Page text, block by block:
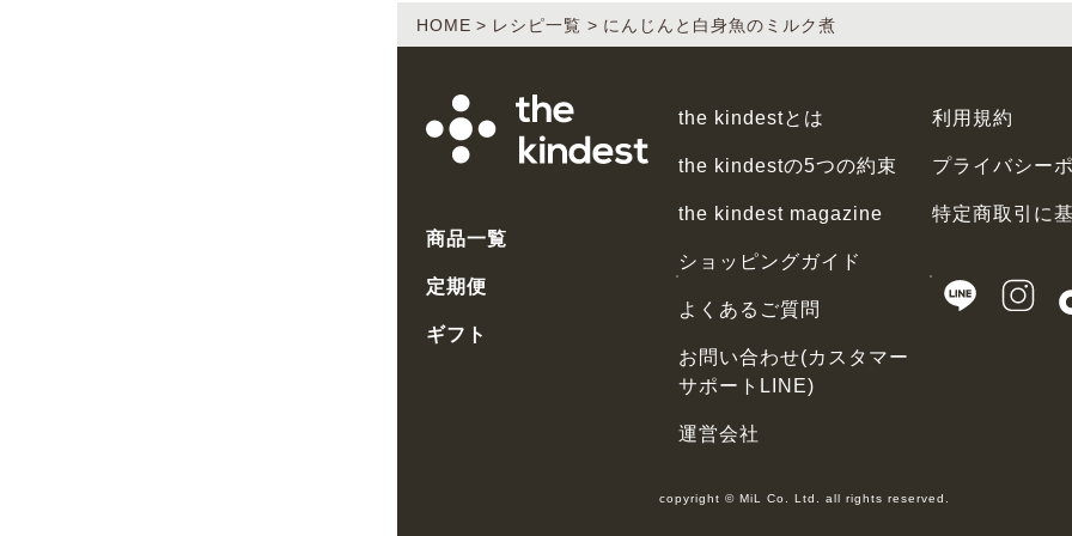
HOME レシピ一覧 にんじんと白身魚のミルク煮
商品一覧
定期便
ギフト
the kindestとは
the kindestの5つの約束
the kindest magazine
ショッピングガイド
よくあるご質問
お問い合わせ(カスタマー
サポートLINE)
運営会社
利用規約
プライバシー
特定商取引に
copyright © MiL Co. Ltd. all rights reserved.